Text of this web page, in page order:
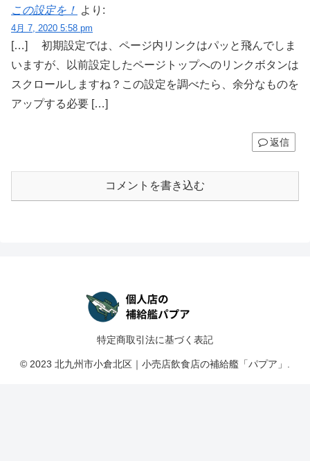
この設定を！ より:
4月 7, 2020 5:58 pm
[…] 初期設定では、ページ内リンクはパッと飛んでしま
いますが、以前設定したページトップへのリンクボタンは
スクロールしますね？この設定を調べたら、余分なものを
アップする必要 […]
返信
コメントを書き込む
特定商取引法に基づく表記
© 2023 北九州市小倉北区｜小売店飲食店の補給艦「パプア」.